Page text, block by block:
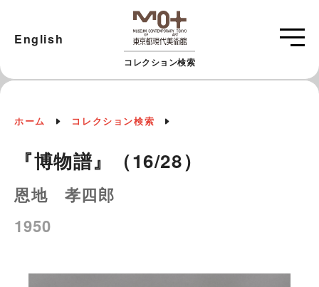
コレクション検索
English
ホーム コレクション検索
『博物譜』（16/28）
恩地 孝四郎
1950